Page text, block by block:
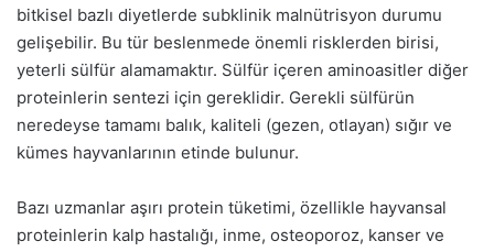
bitkisel bazlı diyetlerde subklinik malnütrisyon durumu
gelişebilir. Bu tür beslenmede önemli risklerden birisi,
yeterli sülfür alamamaktır. Sülfür içeren aminoasitler diğer
proteinlerin sentezi için gereklidir. Gerekli sülfürün
neredeyse tamamı balık, kaliteli (gezen, otlayan) sığır ve
kümes hayvanlarının etinde bulunur.
Bazı uzmanlar aşırı protein tüketimi, özellikle hayvansal
proteinlerin kalp hastalığı, inme, osteoporoz, kanser ve